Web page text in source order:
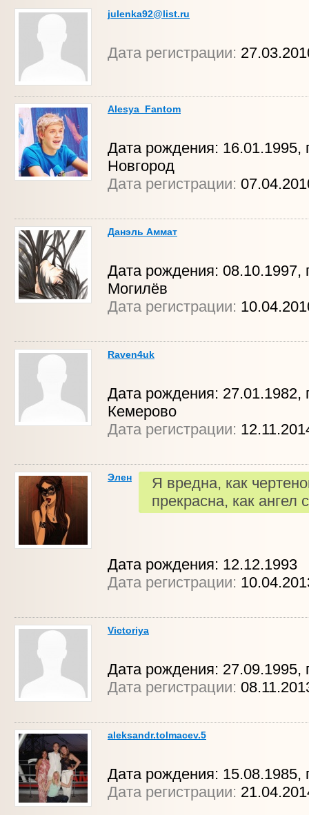
julenka92@list.ru
Дата регистрации:
Alesya_Fantom
Дата рождения: 16.01.1995,
Новгород
Дата регистрации:
Данэль Аммат
Дата рождения: 08.10.1997,
Могилёв
Дата регистрации:
Raven4uk
Дата рождения: 27.01.1982,
Кемерово
Дата регистрации:
Элен
Я вредна, как
прекрасна, как ангел
Дата рождения: 12.12.1993
Дата регистрации:
Victoriya
Дата рождения: 27.09.1995,
Дата регистрации:
aleksandr.tolmacev.5
Дата рождения: 15.08.1985,
Дата регистрации: